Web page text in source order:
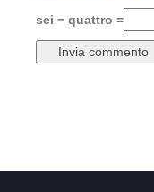
sei − quattro =